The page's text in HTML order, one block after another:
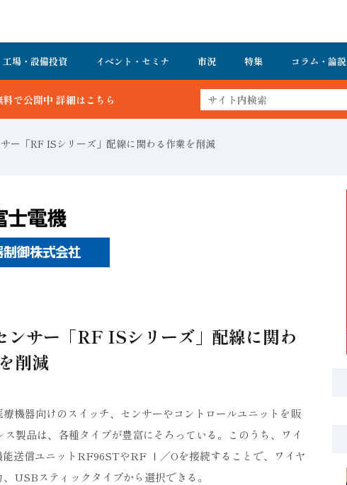
工場・設備投資 イベント・セミナ 市況 特集 コラム・論説
ー「RF ISシリーズ」配線に関わる作業を削減
ンサー「RF ISシリーズ」配線に関わ
削減
機器向けのスイッチ、センサーやコントロールユニットを販
製品は、各種タイプが豊富にそろっている。このうち、ワイ
送信ユニットRF96STやRF Ⅰ／Oを接続することで、ワイヤ
USBスティックタイプから選択できる。